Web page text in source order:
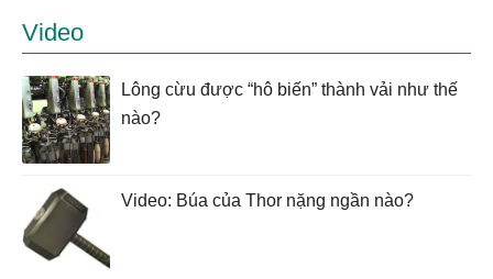
Video
Lông cừu được “hô biến” thành vải như thế
nào?
Video: Búa của Thor nặng ngần nào?